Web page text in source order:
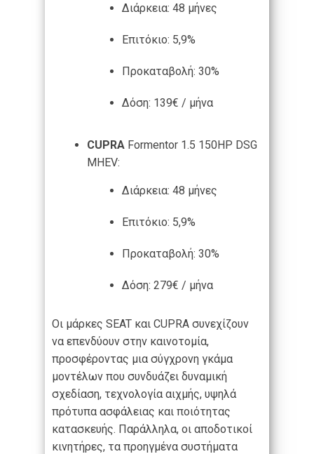
Διάρκεια: 48 μήνες
Επιτόκιο: 5,9%
Προκαταβολή: 30%
Δόση: 139€ / μήνα
CUPRA Formentor 1.5 150HP DSG
MHEV:
Διάρκεια: 48 μήνες
Επιτόκιο: 5,9%
Προκαταβολή: 30%
Δόση: 279€ / μήνα
Οι μάρκες SEAT και CUPRA συνεχίζουν
να επενδύουν στην καινοτομία,
προσφέροντας μια σύγχρονη γκάμα
μοντέλων που συνδυάζει δυναμική
σχεδίαση, τεχνολογία αιχμής, υψηλά
πρότυπα ασφάλειας και ποιότητας
κατασκευής. Παράλληλα, οι αποδοτικοί
κινητήρες, τα προηγμένα συστήματα